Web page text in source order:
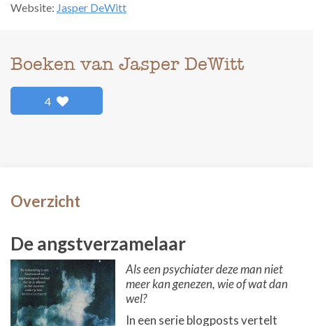
Website: Jasper DeWitt
Boeken van Jasper DeWitt
4
Overzicht
De angstverzamelaar
Als een psychiater deze man niet
meer kan genezen, wie of wat dan
wel?
In een serie blogposts vertelt